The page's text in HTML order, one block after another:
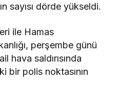
sayısı dörde yükseldi.
ile Hamas
perşembe günü
hava saldırısında
bir polis noktasının